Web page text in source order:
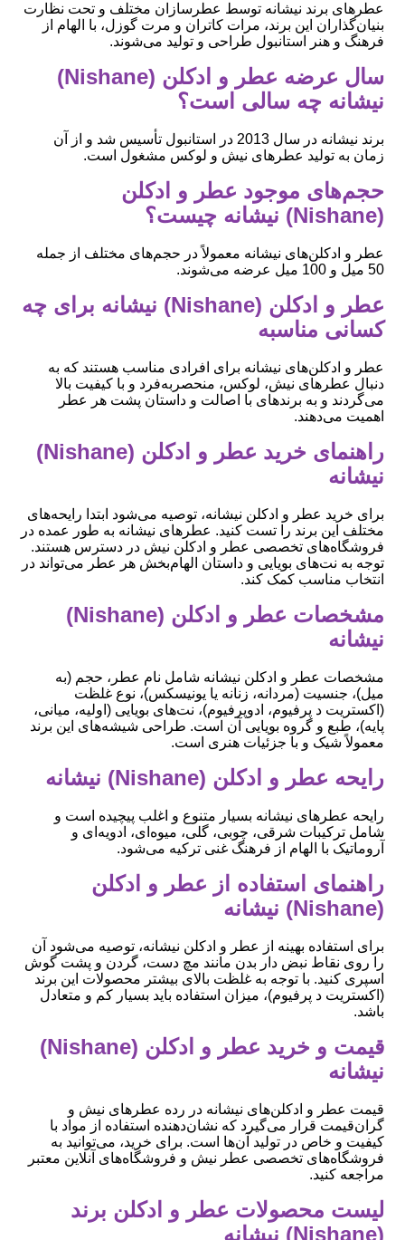
عطرهای برند نیشانه توسط عطرسازان مختلف و تحت نظارت
بنیان‌گذاران این برند، مرات کاتران و مرت گوزل، با الهام از
فرهنگ و هنر استانبول طراحی و تولید می‌شوند.
سال عرضه عطر و ادکلن (Nishane)
نیشانه چه سالی است؟
برند نیشانه در سال 2013 در استانبول تأسیس شد و از آن
زمان به تولید عطرهای نیش و لوکس مشغول است.
حجم‌های موجود عطر و ادکلن
(Nishane) نیشانه چیست؟
عطر و ادکلن‌های نیشانه معمولاً در حجم‌های مختلف از جمله
50 میل و 100 میل عرضه می‌شوند.
عطر و ادکلن (Nishane) نیشانه برای چه
کسانی مناسبه
عطر و ادکلن‌های نیشانه برای افرادی مناسب هستند که به
دنبال عطرهای نیش، لوکس، منحصربه‌فرد و با کیفیت بالا
می‌گردند و به برندهای با اصالت و داستان پشت هر عطر
اهمیت می‌دهند.
راهنمای خرید عطر و ادکلن (Nishane)
نیشانه
برای خرید عطر و ادکلن نیشانه، توصیه می‌شود ابتدا رایحه‌های
مختلف این برند را تست کنید. عطرهای نیشانه به طور عمده در
فروشگاه‌های تخصصی عطر و ادکلن نیش در دسترس هستند.
توجه به نت‌های بویایی و داستان الهام‌بخش هر عطر می‌تواند در
انتخاب مناسب کمک کند.
مشخصات عطر و ادکلن (Nishane)
نیشانه
مشخصات عطر و ادکلن نیشانه شامل نام عطر، حجم (به
میل)، جنسیت (مردانه، زنانه یا یونیسکس)، نوع غلظت
(اکستریت د پرفیوم، ادوپرفیوم)، نت‌های بویایی (اولیه، میانی،
پایه)، طبع و گروه بویایی آن است. طراحی شیشه‌های این برند
معمولاً شیک و با جزئیات هنری است.
رایحه عطر و ادکلن (Nishane) نیشانه
رایحه عطرهای نیشانه بسیار متنوع و اغلب پیچیده است و
شامل ترکیبات شرقی، چوبی، گلی، میوه‌ای، ادویه‌ای و
آروماتیک با الهام از فرهنگ غنی ترکیه می‌شود.
راهنمای استفاده از عطر و ادکلن
(Nishane) نیشانه
برای استفاده بهینه از عطر و ادکلن نیشانه، توصیه می‌شود آن
را روی نقاط نبض دار بدن مانند مچ دست، گردن و پشت گوش
اسپری کنید. با توجه به غلظت بالای بیشتر محصولات این برند
(اکستریت د پرفیوم)، میزان استفاده باید بسیار کم و متعادل
باشد.
قیمت و خرید عطر و ادکلن (Nishane)
نیشانه
قیمت عطر و ادکلن‌های نیشانه در رده عطرهای نیش و
گران‌قیمت قرار می‌گیرد که نشان‌دهنده استفاده از مواد با
کیفیت و خاص در تولید آن‌ها است. برای خرید، می‌توانید به
فروشگاه‌های تخصصی عطر نیش و فروشگاه‌های آنلاین معتبر
مراجعه کنید.
لیست محصولات عطر و ادکلن برند
(Nishane) نیشانه